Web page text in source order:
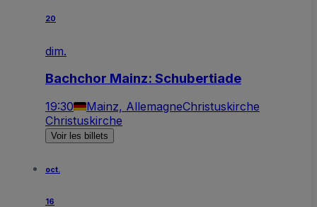
20
dim.
Bachchor Mainz: Schubertiade
19:30 Mainz, AllemagneChristuskirche
Christuskirche
Voir les billets
oct.
16